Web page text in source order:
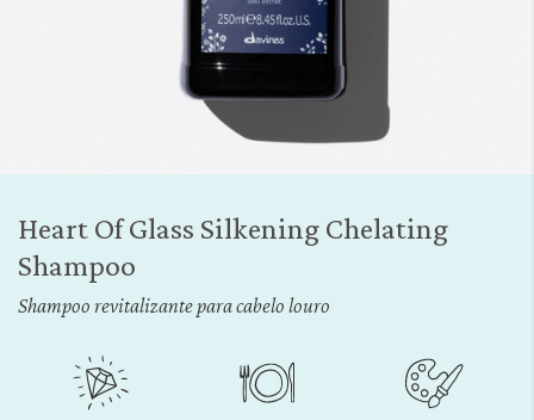
início
Galeria
Heart Of Glass Silkening Chelating
Shampoo
Shampoo revitalizante para cabelo louro